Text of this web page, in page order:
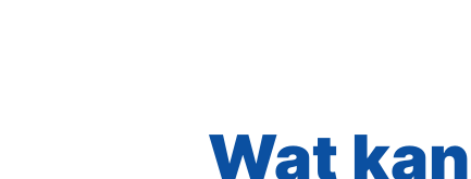
Wat